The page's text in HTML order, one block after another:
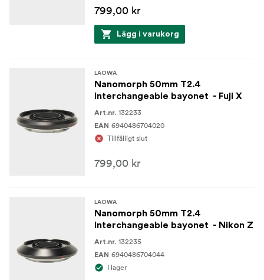
799,00 kr
Lägg i varukorg
LAOWA
Nanomorph 50mm T2.4
Interchangeable bayonet - Fuji X
Art.nr. 132233
EAN 6940486704020
Tillfälligt slut
799,00 kr
LAOWA
Nanomorph 50mm T2.4
Interchangeable bayonet - Nikon Z
Art.nr. 132235
EAN 6940486704044
I lager